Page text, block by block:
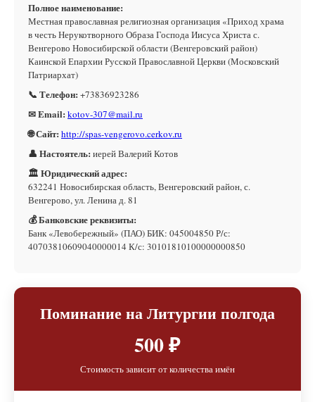
Полное наименование:
Местная православная религиозная организация «Приход храма
в честь Нерукотворного Образа Господа Иисуса Христа с.
Венгерово Новосибирской области (Венгеровский район)
Каинской Епархии Русской Православной Церкви (Московский
Патриархат)
📞 Телефон: +73836923286
✉ Email: kotov-307@mail.ru
🌐 Сайт: http://spas-vengerovo.cerkov.ru
👤 Настоятель: иерей Валерий Котов
🏛 Юридический адрес:
632241 Новосибирская область, Венгеровский район, с.
Венгерово, ул. Ленина д. 81
💰 Банковские реквизиты:
Банк «Левобережный» (ПАО) БИК: 045004850 Р/с:
40703810609040000014 К/с: 30101810100000000850
Поминание на Литургии полгода
500 ₽
Стоимость зависит от количества имён